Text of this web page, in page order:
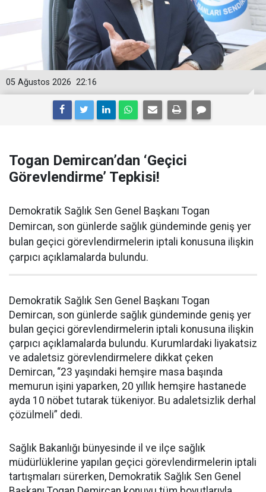
22:16
05 Ağustos 2026
Togan Demircan’dan ‘Geçici
Görevlendirme’ Tepkisi!
Demokratik Sağlık Sen Genel Başkanı Togan
Demircan, son günlerde sağlık gündeminde geniş yer
bulan geçici görevlendirmelerin iptali konusuna ilişkin
çarpıcı açıklamalarda bulundu.
Demokratik Sağlık Sen Genel Başkanı Togan
Demircan, son günlerde sağlık gündeminde geniş yer
bulan geçici görevlendirmelerin iptali konusuna ilişkin
çarpıcı açıklamalarda bulundu. Kurumlardaki liyakatsiz
ve adaletsiz görevlendirmelere dikkat çeken
Demircan, “23 yaşındaki hemşire masa başında
memurun işini yaparken, 20 yıllık hemşire hastanede
ayda 10 nöbet tutarak tükeniyor. Bu adaletsizlik derhal
çözülmeli” dedi.
Sağlık Bakanlığı bünyesinde il ve ilçe sağlık
müdürlüklerine yapılan geçici görevlendirmelerin iptali
tartışmaları sürerken, Demokratik Sağlık Sen Genel